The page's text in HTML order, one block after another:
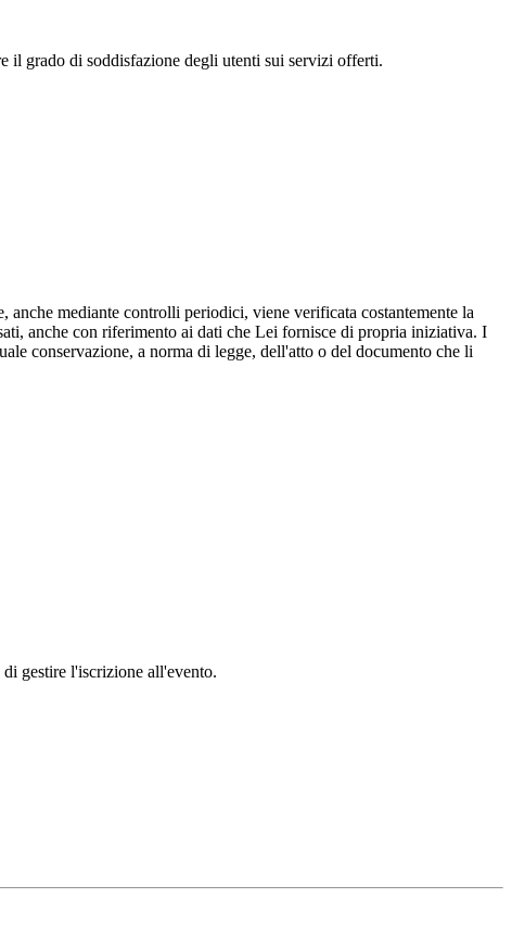
il grado di soddisfazione degli utenti sui servizi offerti.
mediante controlli periodici, viene verificata costantemente la
anche con riferimento ai dati che Lei fornisce di propria iniziativa. I
conservazione, a norma di legge, dell'atto o del documento che li
gestire l'iscrizione all'evento.